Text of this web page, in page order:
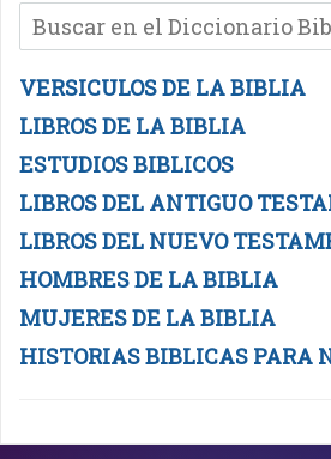
VERSICULOS DE LA BIBLIA
LIBROS DE LA BIBLIA
ESTUDIOS BIBLICOS
LIBROS DEL ANTIGUO
LIBROS DEL NUEVO
HOMBRES DE LA BIBLIA
MUJERES DE LA BIBLIA
HISTORIAS BIBLICAS PARA